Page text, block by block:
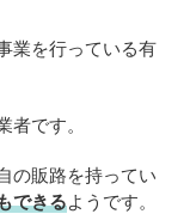
業を行っている有
です。
の販路を持ってい
できるようです。